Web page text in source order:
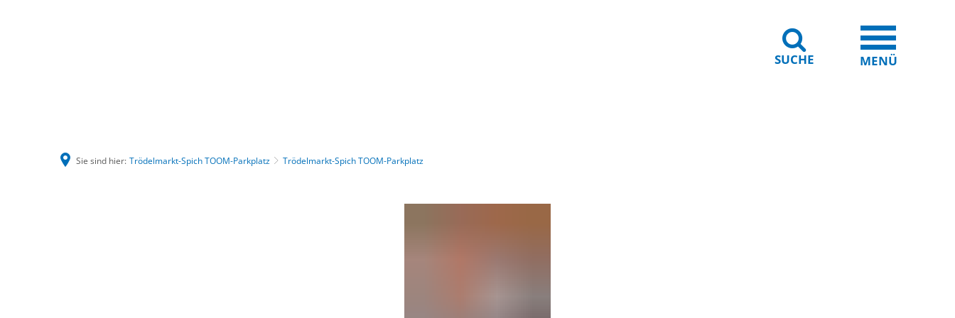
SUCHE MENÜ
Sie sind hier: Trödelmarkt-Spich TOOM-Parkplatz Trödelmarkt-Spich TOOM-Parkplatz